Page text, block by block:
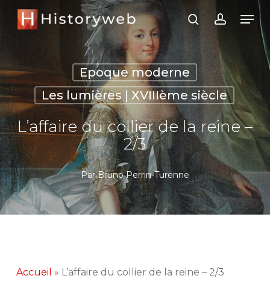
Skip
content
searchaccount
Epoque moderne
Les lumières | XVIIIème siècle
L’affaire du collier de la reine –
2/3
Par Bruno Perrin-Turenne
Accueil » L’affaire du collier de la reine – 2/3
Close
Menu